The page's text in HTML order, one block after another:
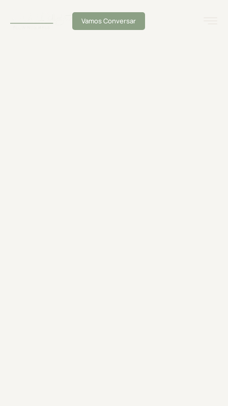
Vamos Conversar